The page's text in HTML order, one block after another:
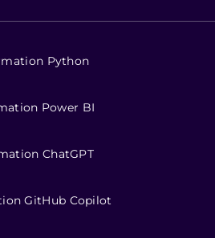
Python
Power BI
ChatGPT
GitHub Copilot